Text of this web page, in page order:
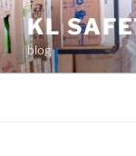
Tartalomhoz
KL
blog